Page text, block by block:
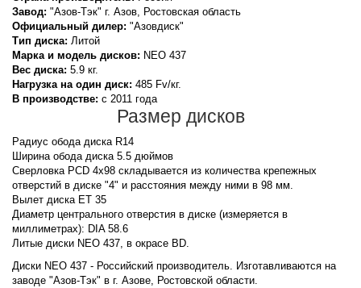
Завод: "Азов-Тэк" г. Азов, Ростовская область
Официальный дилер: "Азовдиск"
Тип диска: Литой
Марка и модель дисков: NEO 437
Вес диска: 5.9 кг.
Нагрузка на один диск: 485 Fv/кг.
В производстве: с 2011 года
Размер дисков
Радиус обода диска R14
Ширина обода диска 5.5 дюймов
Сверловка PCD 4x98 складывается из количества крепежных
отверстий в диске "4" и расстояния между ними в 98 мм.
Вылет диска ET 35
Диаметр центрального отверстия в диске (измеряется в
миллиметрах): DIA 58.6
Литые диски NEO 437, в окрасе BD.
Диски NEO 437 - Российский производитель. Изготавливаются на
заводе "Азов-Тэк" в г. Азове, Ростовской области.